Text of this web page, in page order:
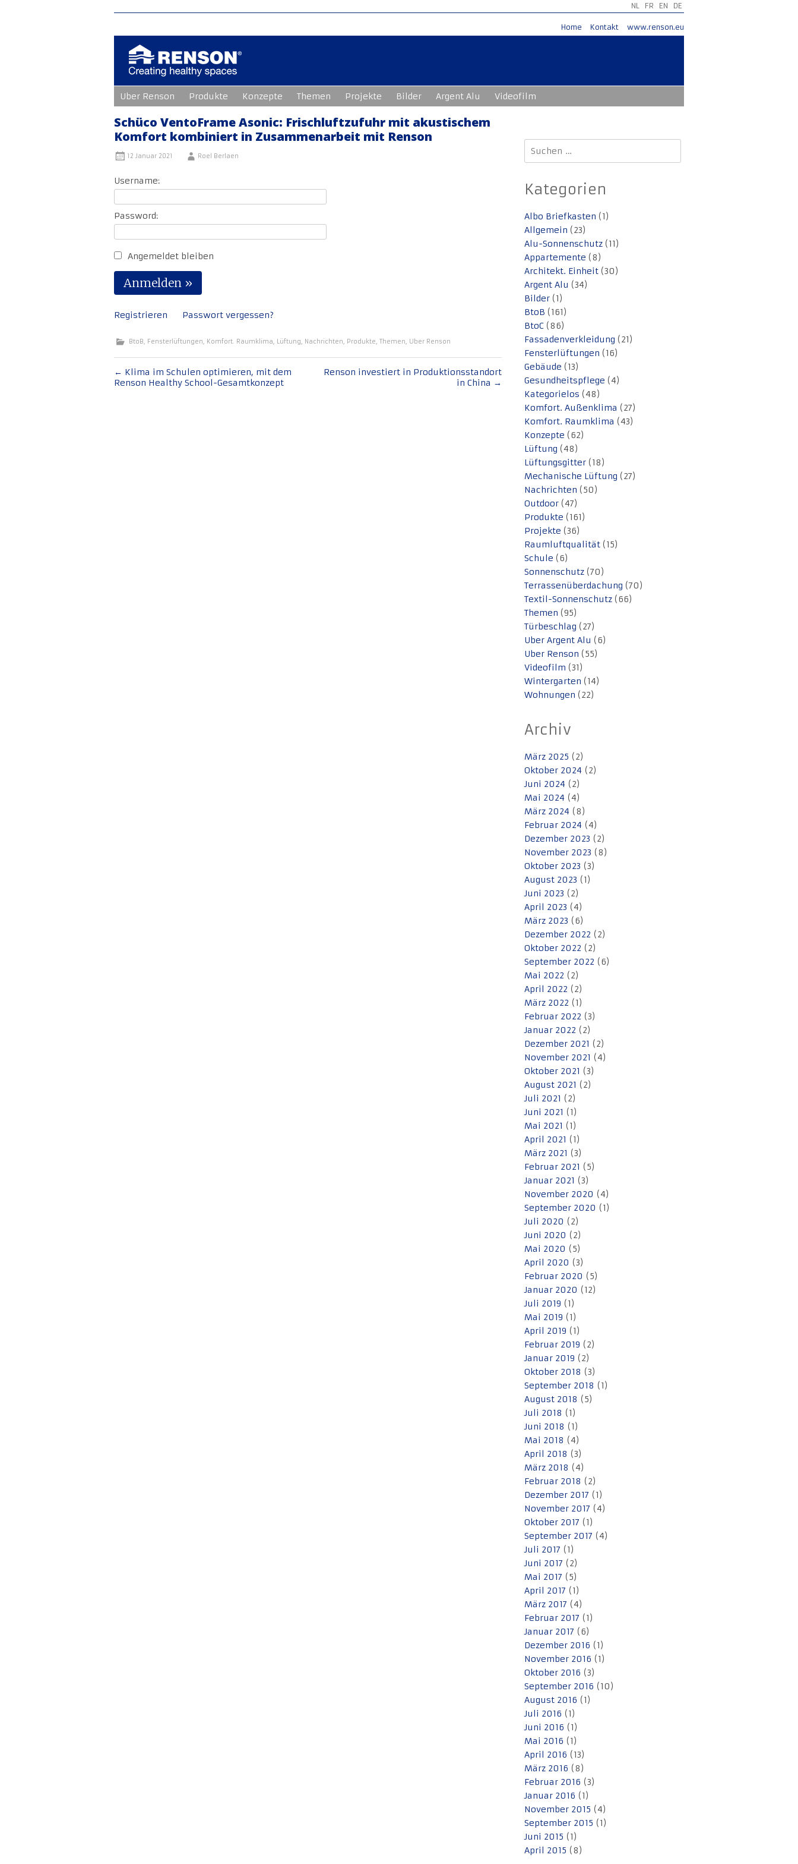
NL FR EN DE
Home Kontakt www.renson.eu
Inhalt
springen
Uber Renson Produkte Konzepte Themen Projekte Bilder Argent Alu Videofilm
Schüco VentoFrame Asonic: Frischluftzufuhr mit akustischem
Komfort kombiniert in Zusammenarbeit mit Renson
12 Januar 2021 Roel Berlaen
Username:
Password:
Angemeldet bleiben
Registrieren Passwort vergessen?
BtoB, Fensterlüftungen, Komfort. Raumklima, Lüftung, Nachrichten, Produkte, Themen, Uber Renson
Beitragsnavigation
← Klima im Schulen optimieren, mit dem
Renson Healthy School-Gesamtkonzept
Renson investiert in Produktionsstandort
in China →
Suchen
nach:
Kategorien
Albo Briefkasten (1)
Allgemein (23)
Alu-Sonnenschutz (11)
Appartemente (8)
Architekt. Einheit (30)
Argent Alu (34)
Bilder (1)
BtoB (161)
BtoC (86)
Fassadenverkleidung (21)
Fensterlüftungen (16)
Gebäude (13)
Gesundheitspflege (4)
Kategorielos (48)
Komfort. Außenklima (27)
Komfort. Raumklima (43)
Konzepte (62)
Lüftung (48)
Lüftungsgitter (18)
Mechanische Lüftung (27)
Nachrichten (50)
Outdoor (47)
Produkte (161)
Projekte (36)
Raumluftqualität (15)
Schule (6)
Sonnenschutz (70)
Terrassenüberdachung (70)
Textil-Sonnenschutz (66)
Themen (95)
Türbeschlag (27)
Uber Argent Alu (6)
Uber Renson (55)
Videofilm (31)
Wintergarten (14)
Wohnungen (22)
Archiv
März 2025 (2)
Oktober 2024 (2)
Juni 2024 (2)
Mai 2024 (4)
März 2024 (8)
Februar 2024 (4)
Dezember 2023 (2)
November 2023 (8)
Oktober 2023 (3)
August 2023 (1)
Juni 2023 (2)
April 2023 (4)
März 2023 (6)
Dezember 2022 (2)
Oktober 2022 (2)
September 2022 (6)
Mai 2022 (2)
April 2022 (2)
März 2022 (1)
Februar 2022 (3)
Januar 2022 (2)
Dezember 2021 (2)
November 2021 (4)
Oktober 2021 (3)
August 2021 (2)
Juli 2021 (2)
Juni 2021 (1)
Mai 2021 (1)
April 2021 (1)
März 2021 (3)
Februar 2021 (5)
Januar 2021 (3)
November 2020 (4)
September 2020 (1)
Juli 2020 (2)
Juni 2020 (2)
Mai 2020 (5)
April 2020 (3)
Februar 2020 (5)
Januar 2020 (12)
Juli 2019 (1)
Mai 2019 (1)
April 2019 (1)
Februar 2019 (2)
Januar 2019 (2)
Oktober 2018 (3)
September 2018 (1)
August 2018 (5)
Juli 2018 (1)
Juni 2018 (1)
Mai 2018 (4)
April 2018 (3)
März 2018 (4)
Februar 2018 (2)
Dezember 2017 (1)
November 2017 (4)
Oktober 2017 (1)
September 2017 (4)
Juli 2017 (1)
Juni 2017 (2)
Mai 2017 (5)
April 2017 (1)
März 2017 (4)
Februar 2017 (1)
Januar 2017 (6)
Dezember 2016 (1)
November 2016 (1)
Oktober 2016 (3)
September 2016 (10)
August 2016 (1)
Juli 2016 (1)
Juni 2016 (1)
Mai 2016 (1)
April 2016 (13)
März 2016 (8)
Februar 2016 (3)
Januar 2016 (1)
November 2015 (4)
September 2015 (1)
Juni 2015 (1)
April 2015 (8)